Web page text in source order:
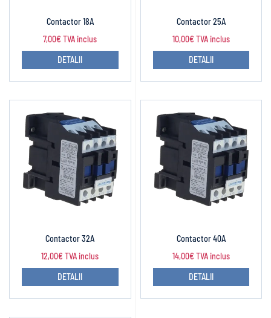
Contactor 18A
7,00€ TVA inclus
DETALII
Contactor 25A
10,00€ TVA inclus
DETALII
Contactor 32A
12,00€ TVA inclus
DETALII
Contactor 40A
14,00€ TVA inclus
DETALII